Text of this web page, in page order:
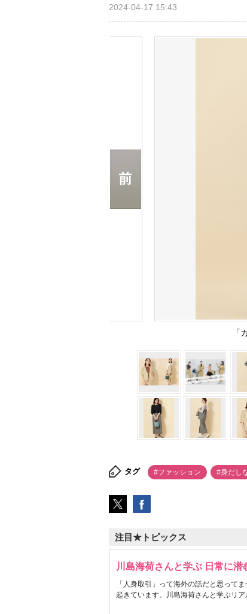
2024-04-17 15:43
「
タグ #ファッション #身だし
注目★トピックス
川島海荷さんと学ぶ 日常に潜
「人身取引」って海外の話だと思って
起きています。川島海荷さんと学ぶリア